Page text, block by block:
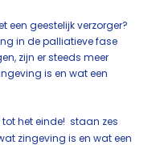
een geestelijk verzorger?
in de palliatieve fase
zijn er steeds meer
is en wat een
tot het einde! staan zes
zingeving is en wat een